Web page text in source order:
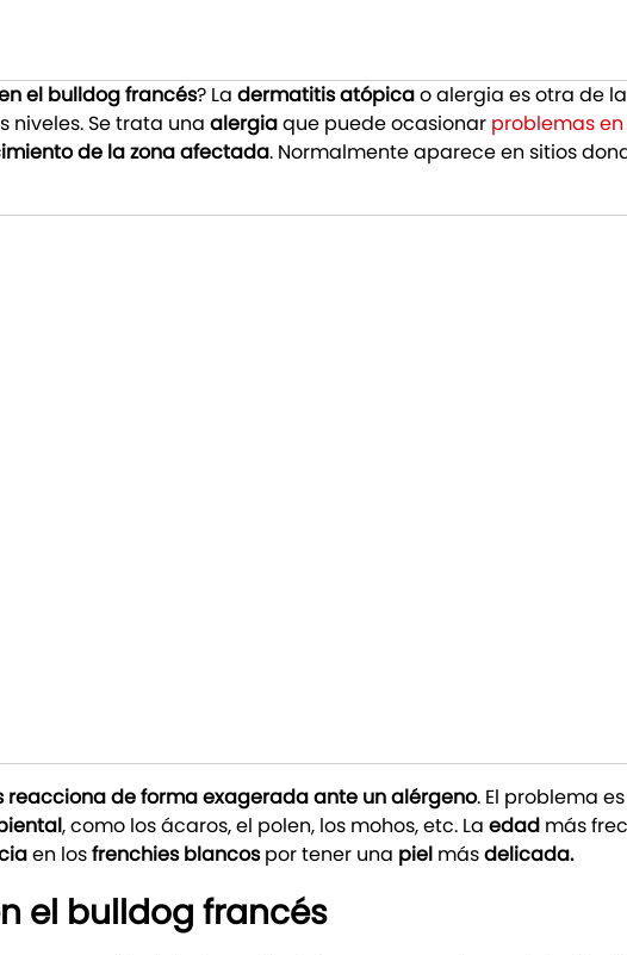
el bulldog francés? La dermatitis atópicao alergia es otra de
niveles. Se trata una alergiaque puede ocasionar problemas
de la zona afectada. Normalmente aparece en sitios
de forma exagerada ante un alérgeno. El problema
, como los ácaros, el polen, los mohos, etc. La edad más
en losfrenchies blancospor tener una piel másdelicada.
el bulldog francés